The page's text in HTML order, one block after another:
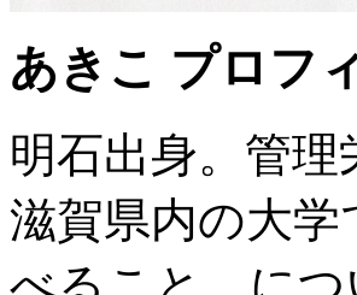
あきこ プロフ
明石出身。管
滋賀県内の大